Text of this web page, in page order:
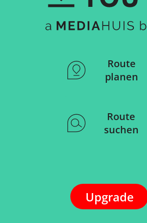
Route
planen
Route
suchen
Upgrade